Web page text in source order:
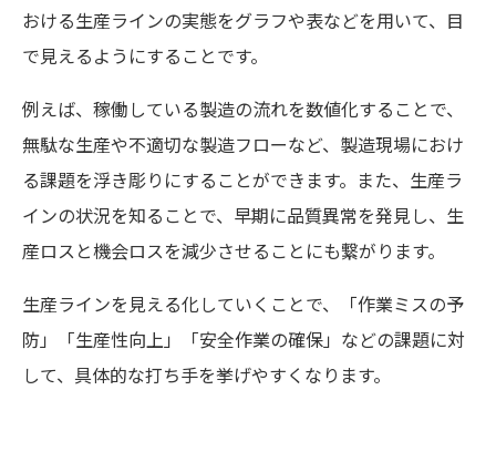
おける生産ラインの実態をグラフや表などを用いて、目
で見えるようにすることです。
例えば、稼働している製造の流れを数値化することで、
無駄な生産や不適切な製造フローなど、製造現場におけ
る課題を浮き彫りにすることができます。また、生産ラ
インの状況を知ることで、早期に品質異常を発見し、生
産ロスと機会ロスを減少させることにも繋がります。
生産ラインを見える化していくことで、「作業ミスの予
防」「生産性向上」「安全作業の確保」などの課題に対
して、具体的な打ち手を挙げやすくなります。